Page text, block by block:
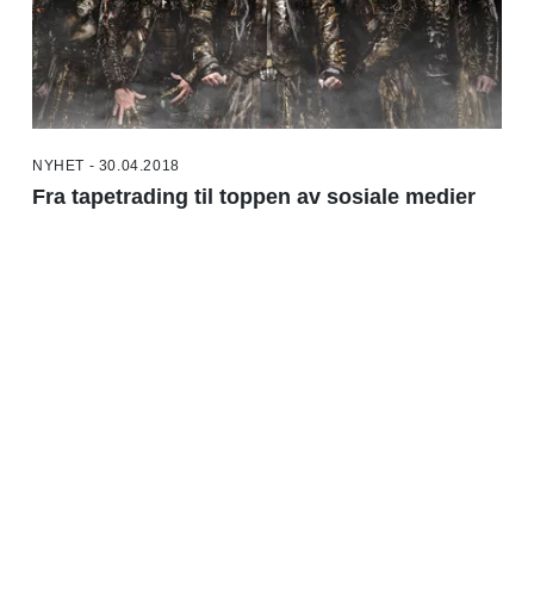
NYHET - 30.04.2018
Fra tapetrading til toppen av sosiale medier